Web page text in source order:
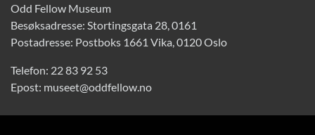
Odd Fellow Museum
Besøksadresse: Stortingsgata 28, 0161
Postadresse: Postboks 1661 Vika, 0120 Oslo
Telefon: 22 83 92 53
Epost: museet@oddfellow.no